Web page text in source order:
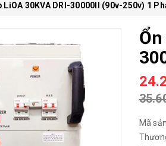
LiOA 30KVA DRI-30000II (90v-250v) 1
Mã